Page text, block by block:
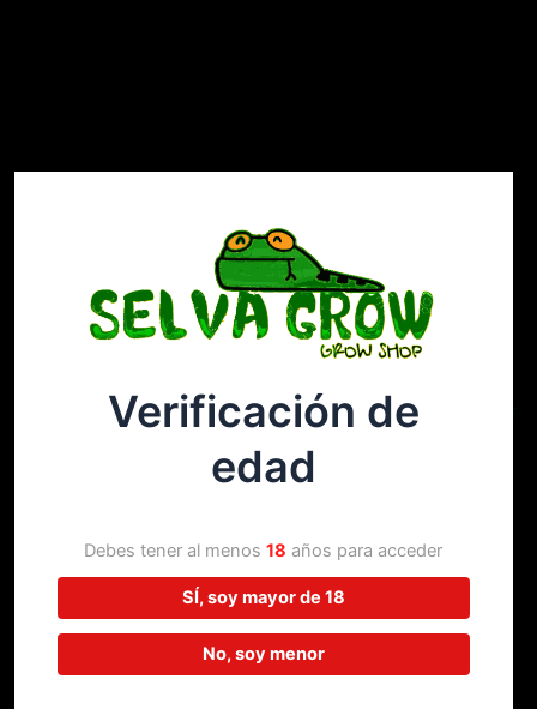
¡Disculpa este desastre! Estamos
trabajando en algo increíble,
¡vuelve pronto!
Verificación de
edad
Debes tener al menos18 años para acceder
SÍ, soy mayor de 18
No, soy menor